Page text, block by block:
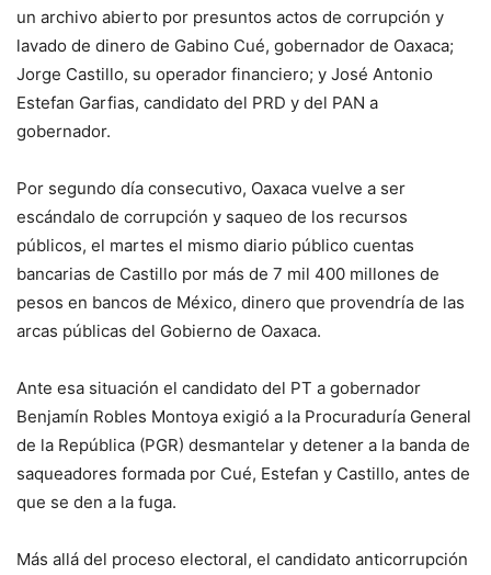
un archivo abierto por presuntos actos de corrupción y
lavado de dinero de Gabino Cué, gobernador de Oaxaca;
Jorge Castillo, su operador financiero; y José Antonio
Estefan Garfias, candidato del PRD y del PAN a
gobernador.
Por segundo día consecutivo, Oaxaca vuelve a ser
escándalo de corrupción y saqueo de los recursos
públicos, el martes el mismo diario público cuentas
bancarias de Castillo por más de 7 mil 400 millones de
pesos en bancos de México, dinero que provendría de las
arcas públicas del Gobierno de Oaxaca.
Ante esa situación el candidato del PT a gobernador
Benjamín Robles Montoya exigió a la Procuraduría General
de la República (PGR) desmantelar y detener a la banda de
saqueadores formada por Cué, Estefan y Castillo, antes de
que se den a la fuga.
Más allá del proceso electoral, el candidato anticorrupción